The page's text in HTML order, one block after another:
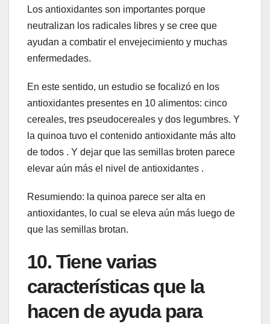
Los antioxidantes son importantes porque
neutralizan los radicales libres y se cree que
ayudan a combatir el envejecimiento y muchas
enfermedades.
En este sentido, un estudio se focalizó en los
antioxidantes presentes en 10 alimentos: cinco
cereales, tres pseudocereales y dos legumbres. Y
la quinoa tuvo el contenido antioxidante más alto
de todos . Y dejar que las semillas broten parece
elevar aún más el nivel de antioxidantes .
Resumiendo: la quinoa parece ser alta en
antioxidantes, lo cual se eleva aún más luego de
que las semillas brotan.
10. Tiene varias
características que la
hacen de ayuda para